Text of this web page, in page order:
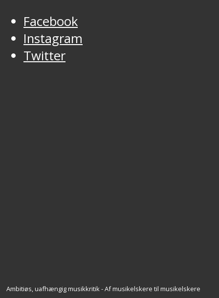
Facebook
Instagram
Twitter
Ambitiøs, uafhængig musikkritik - Af musikelskere til musikelskere